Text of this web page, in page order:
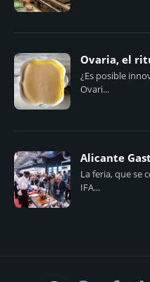
Ovaria, el
¿Es posible
Ovari...
Alicante
La feria, que se
IFA...